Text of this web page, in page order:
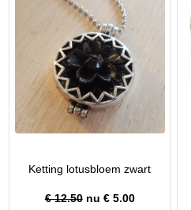
Ketting lotusbloem zwart
€ 12.50nu € 5.00